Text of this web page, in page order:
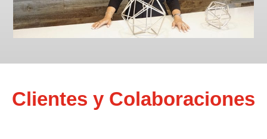
Clientes y Colaboraciones